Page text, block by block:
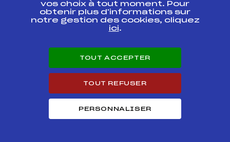
AMBF0751.FFS
MICRO COUPE EN 1
MANCHE
FFS
vos choix à tout moment. Pour
obtenir plus d'informations sur
notre gestion des cookies, cliquez
ici.
TOUT ACCEPTER
TOUT REFUSER
PERSONNALISER